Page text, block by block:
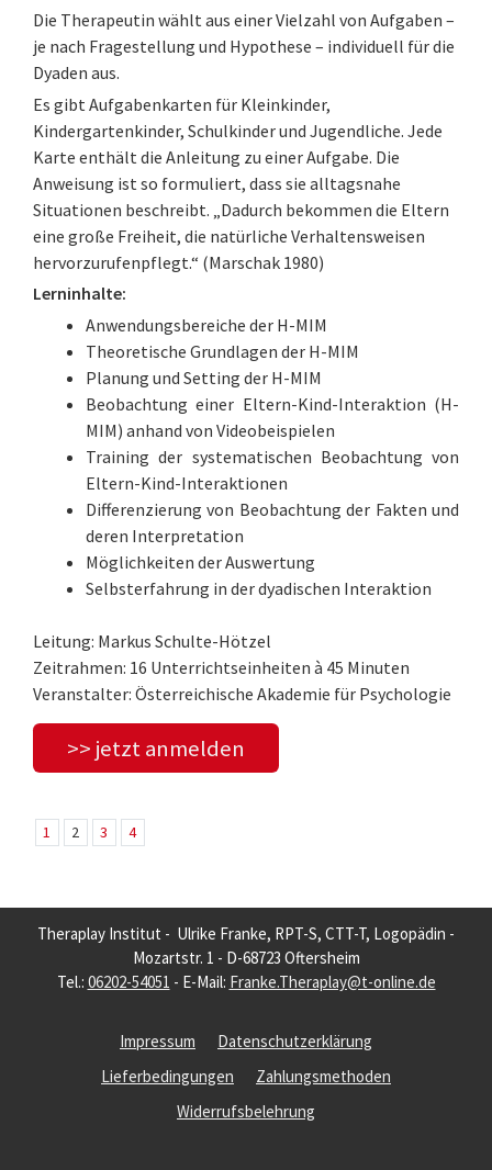
Die Therapeutin wählt aus einer Vielzahl von Aufgaben –
je nach Fragestellung und Hypothese – individuell für die
Dyaden aus.
Es gibt Aufgabenkarten für Kleinkinder,
Kindergartenkinder, Schulkinder und Jugendliche. Jede
Karte enthält die Anleitung zu einer Aufgabe. Die
Anweisung ist so formuliert, dass sie alltagsnahe
Situationen beschreibt. „Dadurch bekommen die Eltern
eine große Freiheit, die natürliche Verhaltensweisen
hervorzurufenpflegt.“ (Marschak 1980)
Lerninhalte:
Anwendungsbereiche der H-MIM
Theoretische Grundlagen der H-MIM
Planung und Setting der H-MIM
Beobachtung einer Eltern-Kind-Interaktion (H-
MIM) anhand von Videobeispielen
Training der systematischen Beobachtung von
Eltern-Kind-Interaktionen
Differenzierung von Beobachtung der Fakten und
deren Interpretation
Möglichkeiten der Auswertung
Selbsterfahrung in der dyadischen Interaktion
Leitung: Markus Schulte-Hötzel
Zeitrahmen: 16 Unterrichtseinheiten à 45 Minuten
Veranstalter: Österreichische Akademie für Psychologie
>> jetzt anmelden
1 2 3 4
Theraplay Institut - Ulrike Franke, RPT-S, CTT-T, Logopädin -
Mozartstr. 1 - D-68723 Oftersheim
Tel.: 06202-54051 - E-Mail: Franke.Theraplay@t-online.de
Impressum
Datenschutzerklärung
Lieferbedingungen
Zahlungsmethoden
Widerrufsbelehrung